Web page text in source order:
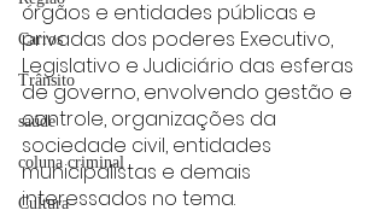
Carros
Trânsito
saúde
coluna criminal
Cultura
órgãos e entidades públicas e
privadas dos poderes Executivo,
Legislativo e Judiciário das esferas
de governo, envolvendo gestão e
controle, organizações da
sociedade civil, entidades
municipalistas e demais
interessados no tema.